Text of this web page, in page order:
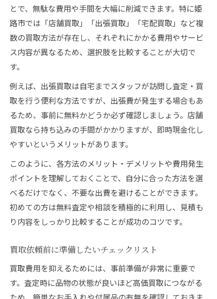
とで、無駄な費用や手間を大幅に削減できます。特に姫
路市では「店舗買取」「出張買取」「宅配買取」など複
数の買取方法が存在し、それぞれにかかる費用やサービ
ス内容が異なるため、選択肢を比較することが大切で
す。
例えば、出張買取は自宅までスタッフが訪問し査定・買
取を行う便利な方法ですが、出張費が発生する場合もあ
るため、事前に無料かどうか必ず確認しましょう。店舗
買取なら持ち込みの手間がかかりますが、即時現金化し
やすいというメリットがあります。
このように、各方法のメリット・デメリットや費用発生
ポイントを理解しておくことで、自分に合った方法を選
べるだけでなく、不要な出費を避けることができます。
初めての方は無料査定や相談を積極的に利用し、見積も
り内容をしっかり比較することが成功のコツです。
買取依頼前に準備したいチェックリスト
買取費用を抑えるためには、事前準備が非常に重要で
す。査定時に品物の状態が良いほど高価買取につながる